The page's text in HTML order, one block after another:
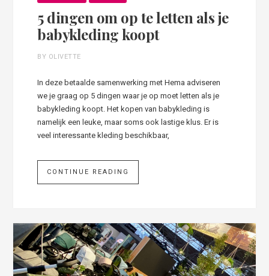
5 dingen om op te letten als je
babykleding koopt
BY OLIVETTE
In deze betaalde samenwerking met Hema adviseren
we je graag op 5 dingen waar je op moet letten als je
babykleding koopt. Het kopen van babykleding is
namelijk een leuke, maar soms ook lastige klus. Er is
veel interessante kleding beschikbaar,
CONTINUE READING